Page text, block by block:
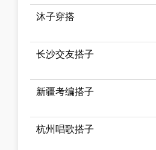
沐子穿搭
长沙交友搭子
新疆考编搭子
杭州唱歌搭子